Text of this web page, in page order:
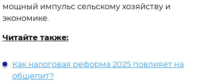
мощный импульс сельскому хозяйству и
экономике.
Читайте также:
Как налоговая реформа 2025 повлияет на
общепит?